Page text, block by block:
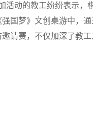
活动的教工纷纷表示，
强国梦》文创桌游中，
请赛，不仅加深了教